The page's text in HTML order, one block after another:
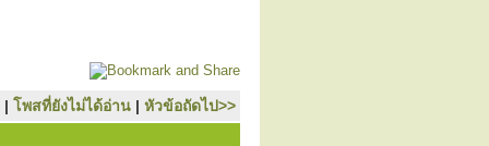
| โพสที่ยังไม่ได้อ่าน | หัวข้อถัดไป>>